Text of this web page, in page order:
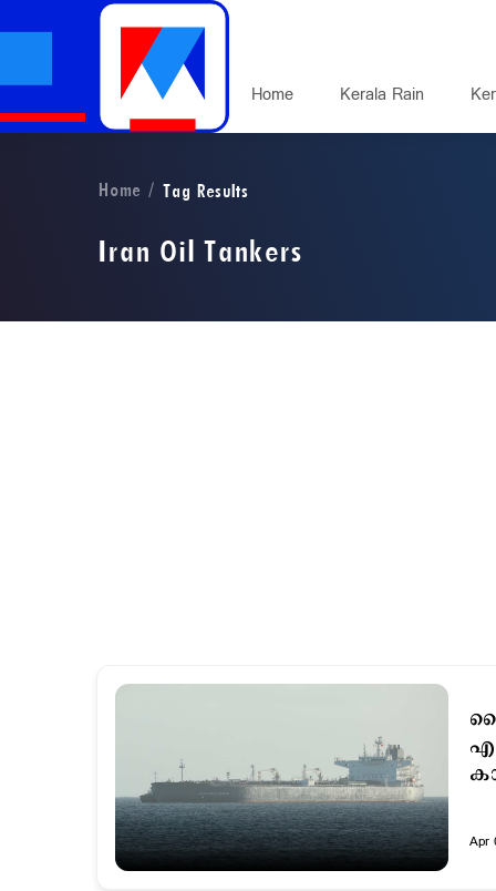
Home Kerala Rain
Home Tag Results
Iran Oil Tankers
Apr